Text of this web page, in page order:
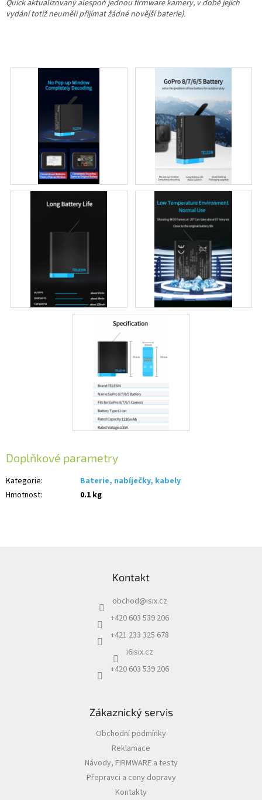
Quick aktualizovaný alespoň jednou firmware kamery, v době jejich
vydání totiž neuměli přijímat žádné novější baterie).
Doplňkové parametry
Kategorie:
Baterie, nabíječky, kabely
Hmotnost: 0.1 kg
Kontakt
obchod@isix.cz
+420 603 539 206
+421 233 325 678
i6isix.cz
+420 603 539 206
Zákaznický servis
Obchodní podmínky
Reklamace
Návody, FIRMWARE a testy
Přepravci a ceny dopravy
Kontakty